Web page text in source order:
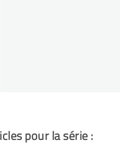
pour la série :